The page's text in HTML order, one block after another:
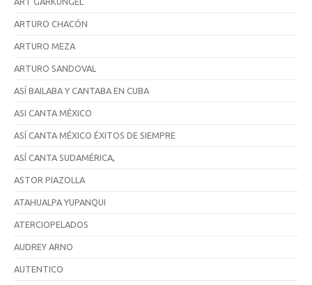
ARTURO CHACÓN
ARTURO MEZA
ARTURO SANDOVAL
ASÍ BAILABA Y CANTABA EN CUBA
ASI CANTA MÉXICO
ASÍ CANTA MÉXICO ÉXITOS DE SIEMPRE
ASÍ CANTA SUDAMÉRICA,
ASTOR PIAZOLLA
ATAHUALPA YUPANQUI
ATERCIOPELADOS
AUDREY ARNO
AUTENTICO